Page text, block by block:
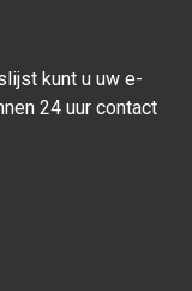
kunt u uw e-
24 uur contact